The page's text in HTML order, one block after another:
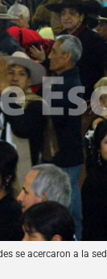
se acercaron a la